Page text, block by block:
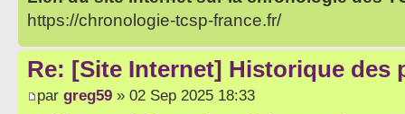
https://chronologie-tcsp-france.fr/
Re: [Site Internet] Historique des
par greg59 » 02 Sep 2025 18:33